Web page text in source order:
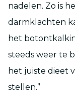
nadelen. Zo is
darmklachten
het
steeds weer te
het juiste dieet
stellen.”